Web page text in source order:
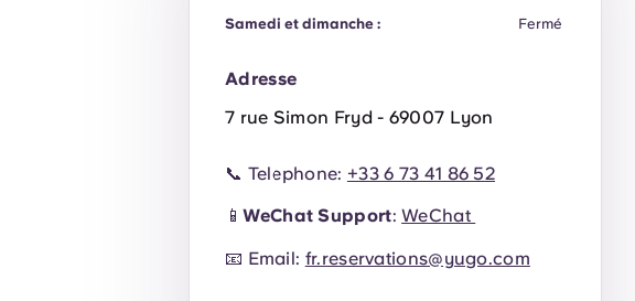
Samedi et dimanche :
Fermé
Adresse
7 rue Simon Fryd - 69007 Lyon
📞 Telephone: +33 6 73 41 86 52
📱WeChat Support:WeChat
📧 Email: fr.reservations@yugo.com